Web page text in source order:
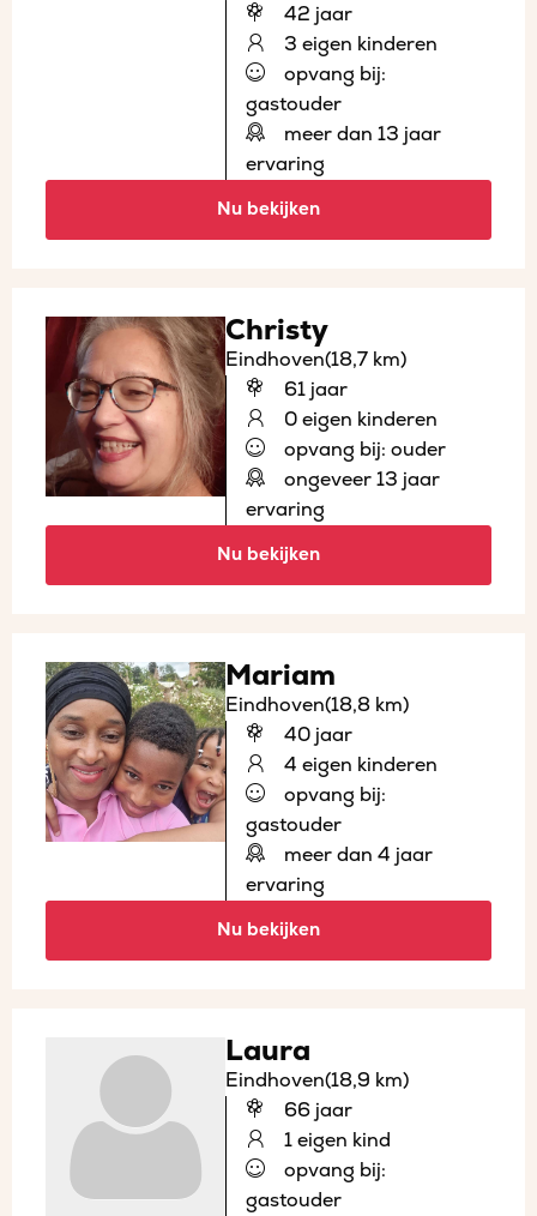
42 jaar
3 eigen kinderen
opvang bij:
gastouder
meer dan 13 jaar
ervaring
Nu bekijken
Christy
Eindhoven(18,7 km)
61 jaar
0 eigen kinderen
opvang bij: ouder
ongeveer 13 jaar
ervaring
Nu bekijken
Mariam
Eindhoven(18,8 km)
40 jaar
4 eigen kinderen
opvang bij:
gastouder
meer dan 4 jaar
ervaring
Nu bekijken
Laura
Eindhoven(18,9 km)
66 jaar
1 eigen kind
opvang bij:
gastouder